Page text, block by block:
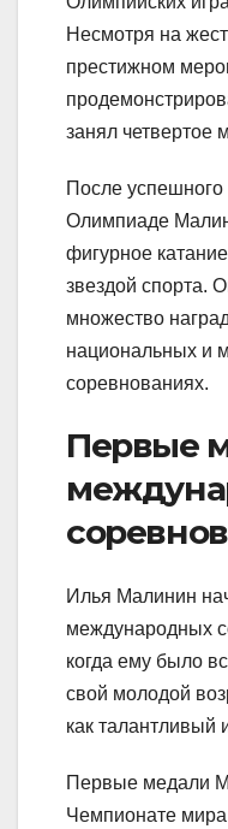
Несмотря на
престижном
занял четвертое
После
Олимпиаде
фигурное
звездой спорта.
множество
национальных и
соревнованиях.
Первые
Илья Малинин
международных
когда ему было
свой молодой
как талантливый
Первые медали
Чемпионате